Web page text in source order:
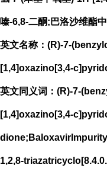
嗪-6,8-二酮;巴洛沙维酯
英文名称：(R)-7-
[1,4]oxazino[3,4-
英文同义词：(R)-7-
[1,4]oxazino[3,4-
1,2,8-